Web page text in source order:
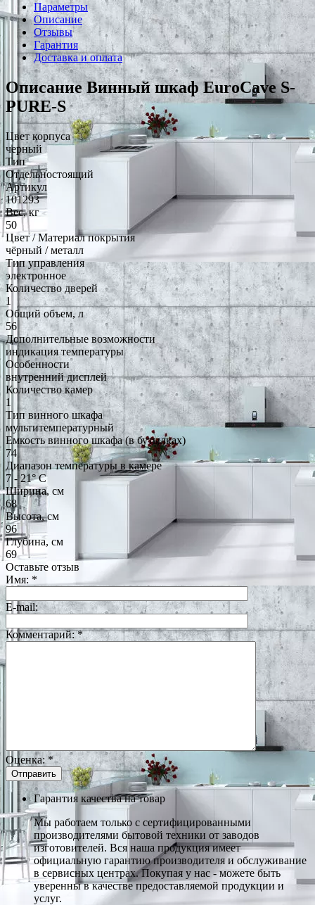
Параметры
Описание
Отзывы
Гарантия
Доставка и оплата
Описание Винный шкаф EuroCave S-
PURE-S
Цвет корпуса
черный
Тип
Отдельностоящий
Артикул
101293
Вес, кг
50
Цвет / Материал покрытия
чёрный / металл
Тип управления
электронное
Количество дверей
1
Общий объем, л
56
Дополнительные возможности
индикация температуры
Особенности
внутренний дисплей
Количество камер
1
Тип винного шкафа
мультитемпературный
Емкость винного шкафа (в бутылках)
74
Диапазон температуры в камере
7 - 21° С
Ширина, см
68
Высота, см
96
Глубина, см
69
Оставьте отзыв
Имя: *
E-mail:
Комментарий:*
Оценка: *
Гарантия качества на товар
Мы работаем только с сертифицированными
производителями бытовой техники от заводов
изготовителей. Вся наша продукция имеет
официальную гарантию производителя и обслуживание
в сервисных центрах. Покупая у нас - можете быть
уверенны в качестве предоставляемой продукции и
услуг.